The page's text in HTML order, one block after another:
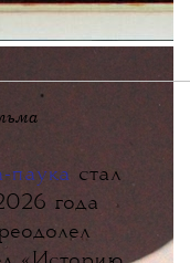
паука стал
года